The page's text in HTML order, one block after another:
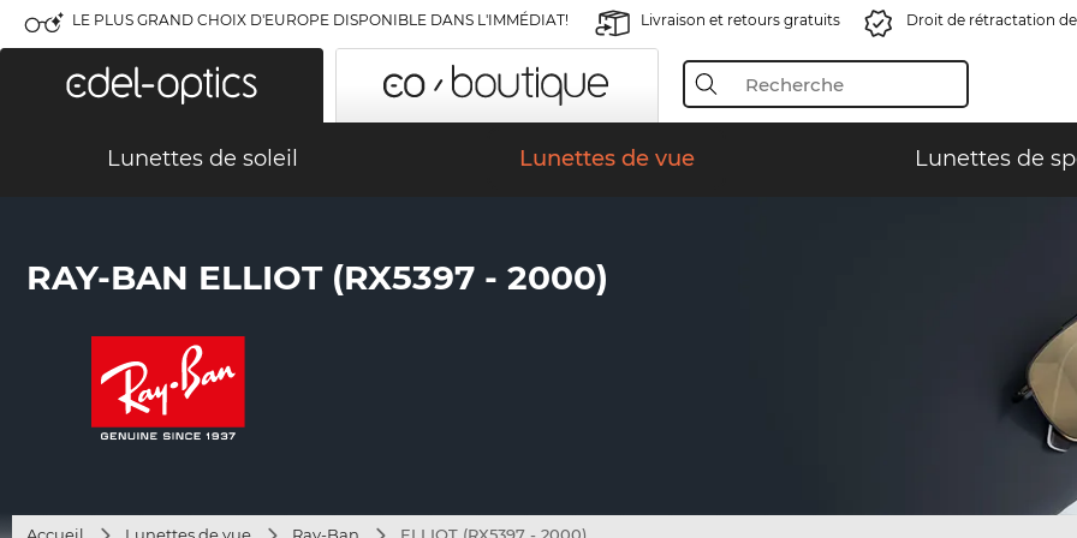
LE PLUS GRAND CHOIX D'EUROPE DISPONIBLE DANS L'IMMÉDIAT! Livraison et retours gratuits Droit de rétractation
Lunettes de soleil Lunettes de vue Lunettes de
RAY-BAN ELLIOT (RX5397 - 2000)